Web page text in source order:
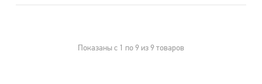
Показаны с 1 по 9 из 9 товаров